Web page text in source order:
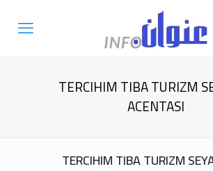
TERCIHIM TIBA TURIZM
ACENTASI
TERCIHIM TIBA TURIZM